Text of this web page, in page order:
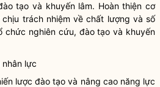
tạo và khuyến lâm. Hoàn thiện cơ
trách nhiệm về chất lượng và số
chức nghiên cứu, đào tạo và khuyến
lực
lược đào tạo và nâng cao năng lực